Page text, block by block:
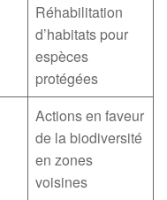
Réhabilitation
d’habitats pour
espèces
protégées
Actions en faveur
de la biodiversité
en zones
voisines